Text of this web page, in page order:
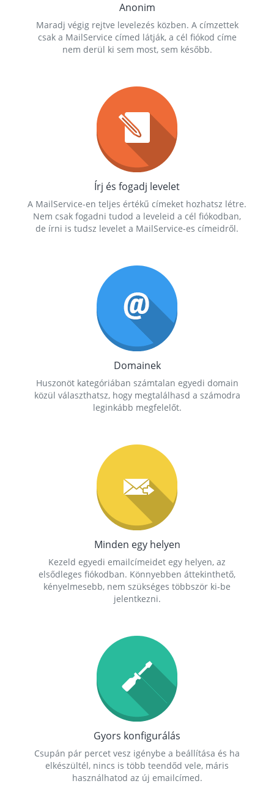
Anonim
Maradj végig rejtve levelezés közben. A címzettek
csak a MailService címed látják, a cél fiókod címe
nem derül ki sem most, sem később.
Írj és fogadj levelet
A MailService-en teljes értékű címeket hozhatsz létre.
Nem csak fogadni tudod a leveleid a cél fiókodban,
de írni is tudsz levelet a MailService-es címeidről.
Domainek
Huszonöt kategóriában számtalan egyedi domain
közül választhatsz, hogy megtalálhasd a számodra
leginkább megfelelőt.
Minden egy helyen
Kezeld egyedi emailcímeidet egy helyen, az
elsődleges fiókodban. Könnyebben áttekinthető,
kényelmesebb, nem szükséges többször ki-be
jelentkezni.
Gyors konfigurálás
Csupán pár percet vesz igénybe a beállítása és ha
elkészültél, nincs is több teendőd vele, máris
használhatod az új emailcímed.